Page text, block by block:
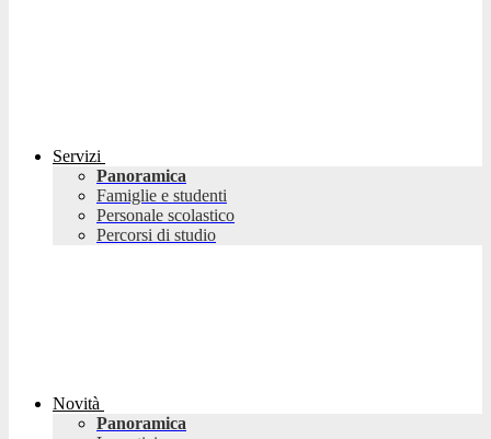
Servizi
Panoramica
Famiglie e studenti
Personale scolastico
Percorsi di studio
Novità
Panoramica